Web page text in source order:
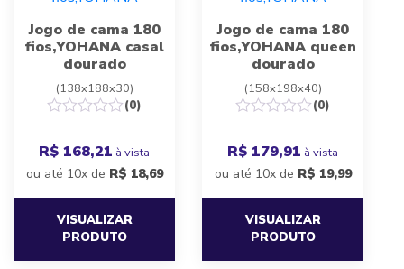
Jogo de cama 180
fios,YOHANA casal
dourado
(138x188x30)
(0)
R$ 168,21 à vista
ou até 10x de R$ 18,69
VISUALIZAR
PRODUTO
Jogo de cama 180
fios,YOHANA queen
dourado
(158x198x40)
(0)
R$ 179,91 à vista
ou até 10x de R$ 19,99
VISUALIZAR
PRODUTO